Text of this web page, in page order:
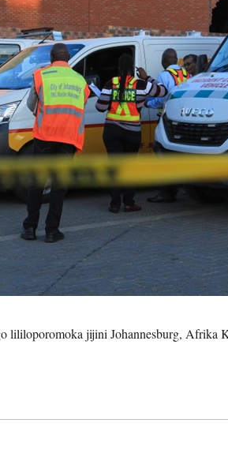
lililoporomoka jijini Johannesburg, Afrika